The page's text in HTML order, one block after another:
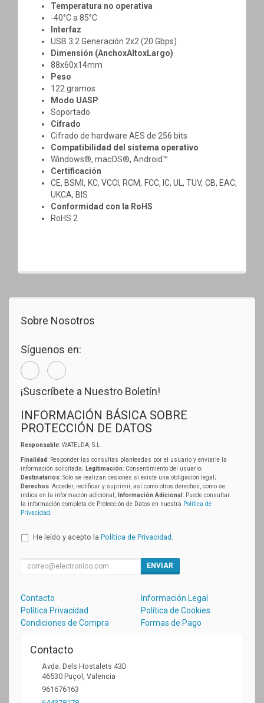
Temperatura no operativa
-40°C a 85°C
Interfaz
USB 3.2 Generación 2x2 (20 Gbps)
Dimensión (AnchoxAltoxLargo)
88x60x14mm
Peso
122 gramos
Modo UASP
Soportado
Cifrado
Cifrado de hardware AES de 256 bits
Compatibilidad del sistema operativo
Windows®, macOS®, Android™
Certificación
CE, BSMI, KC, VCCI, RCM, FCC, IC, UL, TUV, CB, EAC,
UKCA, BIS
Conformidad con la RoHS
RoHS 2
Sobre Nosotros
Síguenos en:
¡Suscríbete a Nuestro Boletín!
INFORMACIÓN BÁSICA SOBRE
PROTECCIÓN DE DATOS
Responsable: WATELDA, S.L.
Finalidad: Responder las consultas planteadas por el usuario y enviarle la
información solicitada; Legitimación: Consentimiento del usuario;
Destinatarios: Solo se realizan cesiones si existe una obligación legal;
Derechos: Acceder, rectificar y suprimir, así como otros derechos, como se
indica en la información adicional;
Información Adicional : Puede consultar
la información completa de Protección de Datos en nuestra Política de
Privacidad
He leído y acepto la Política de Privacidad
ENVIAR
Contacto
Información Legal
Política Privacidad
Política de Cookies
Condiciones de Compra
Formas de Pago
Contacto
Avda. Dels Hostalets 43D
46530 Puçol Valencia
961676163